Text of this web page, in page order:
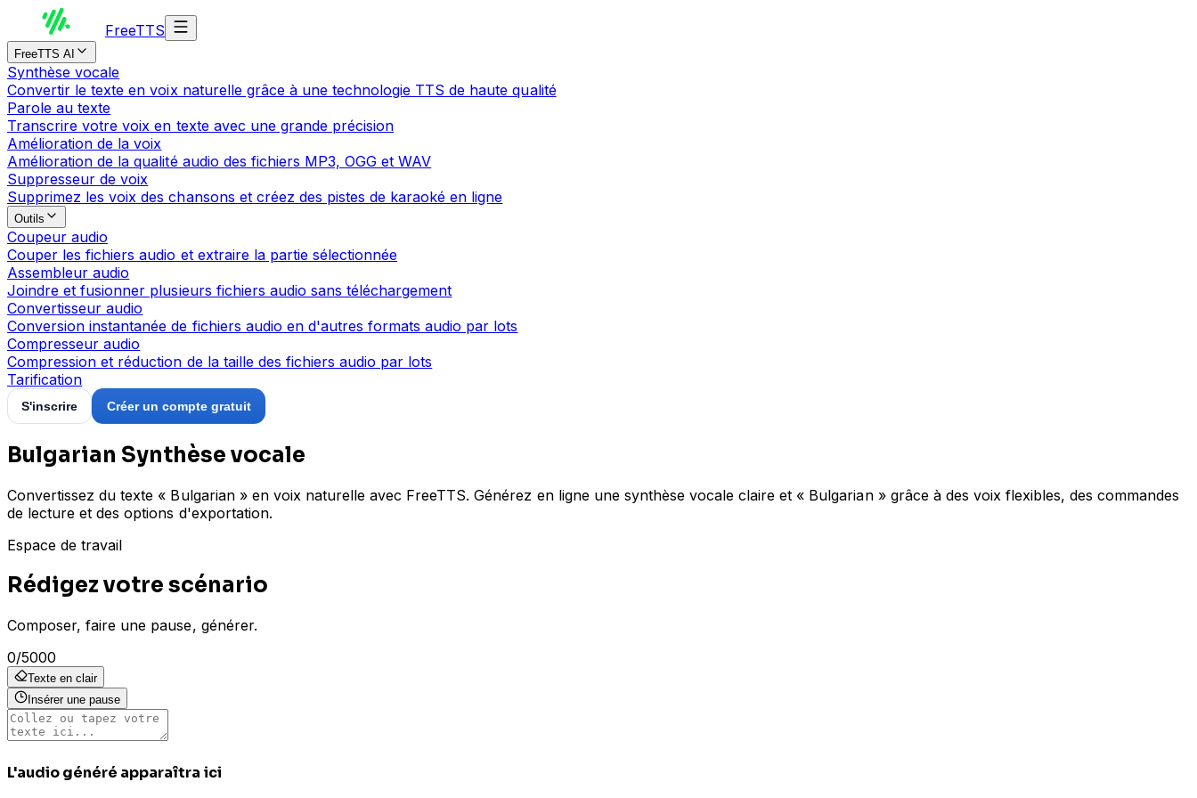
FreeTTS
FreeTTS AI
Synthèse vocale
Convertir le texte en voix naturelle grâce à une technologie TTS de haute qualité
Parole au texte
Transcrire votre voix en texte avec une grande précision
Amélioration de la voix
Amélioration de la qualité audio des fichiers MP3, OGG et WAV
Suppresseur de voix
Supprimez les voix des chansons et créez des pistes de karaoké en ligne
Outils
Coupeur audio
Couper les fichiers audio et extraire la partie sélectionnée
Assembleur audio
Joindre et fusionner plusieurs fichiers audio sans téléchargement
Convertisseur audio
Conversion instantanée de fichiers audio en d'autres formats audio par lots
Compresseur audio
Compression et réduction de la taille des fichiers audio par lots
Tarification
S'inscrire Créer un compte gratuit
Bulgarian Synthèse vocale
Convertissez du texte « Bulgarian » en voix naturelle avec FreeTTS. Générez en ligne une synthèse vocale claire et « Bulgarian » grâce à des voix flexibles, des commandes
de lecture et des options d'exportation.
Espace de travail
Rédigez votre scénario
Composer, faire une pause, générer.
0/5000
Texte en clair
Insérer une pause
L'audio généré apparaîtra ici